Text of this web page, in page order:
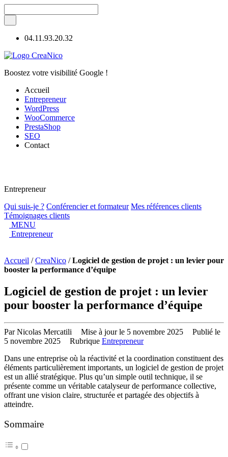
04.11.93.20.32
Boostez votre visibilité Google !
Accueil
Entrepreneur
WordPress
WooCommerce
PrestaShop
SEO
Contact
Entrepreneur
Qui suis-je ? Conférencier et formateur Mes références clients
Témoignages clients
MENU
Entrepreneur
Accueil /CreaNico /Logiciel de gestion de projet : un levier pour
booster la performance d’équipe
Logiciel de gestion de projet : un levier
pour booster la performance d’équipe
Par Nicolas Mercatili Mise à jour le 5 novembre 2025
Publié
le 5 novembre 2025
RubriqueEntrepreneur
Dans une entreprise où la réactivité et la coordination constituent des
éléments particulièrement importants, un logiciel de gestion de projet
est un allié stratégique. Plus qu’un simple outil technique, il se
présente comme un véritable catalyseur de performance collective,
offrant une vision claire, structurée et partagée des objectifs à
atteindre.
Sommaire